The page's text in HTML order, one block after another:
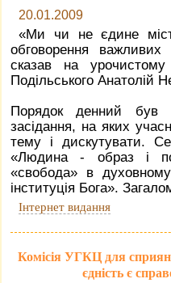
20.01.2009
«Ми чи не єдине
обговорення
сказав на урочистому
Подільського Анатолій
Порядок денний був
засідання, на яких
тему і дискутувати.
«Людина - образ і
«свобода» в
інституція Бога».
Інтернет видання
Комісія УГКЦ для
єдність є